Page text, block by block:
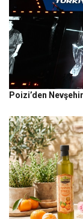
Poizi’den